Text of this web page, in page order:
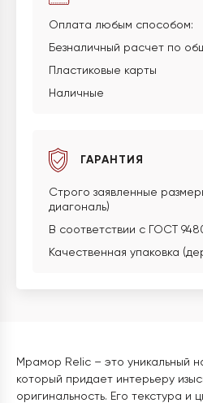
Оплата любым способом:
Безналичный расчет по
Пластиковые карты
Наличные
ГАРАНТИЯ
Строго заявленные
диагональ)
В соответствии с ГОСТ
Качественная упаковка
Мрамор Relic – это уникальный
который придает интерьеру
оригинальность. Его текстура и